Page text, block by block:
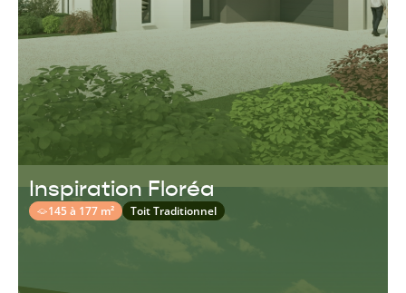
Inspiration Floréa
145 à 177 m² Toit Traditionnel